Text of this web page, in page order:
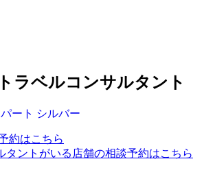
ラベルコンサルタント
ート シルバー
約はこちら
タントがいる店舗の相談予約はこちら